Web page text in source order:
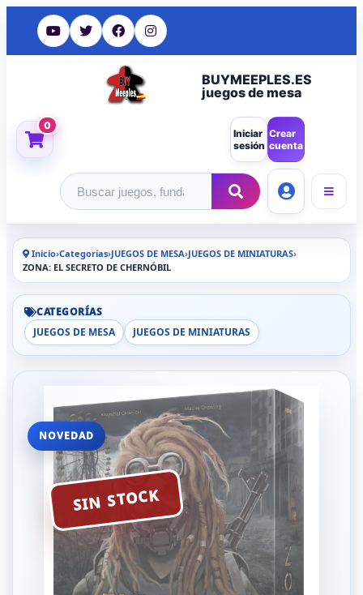
BUYMEEPLES.ES
juegos de mesa
0
Iniciar
sesión
Crear
cuenta
Buscar productos
Inicio›Categorías›JUEGOS DE MESA›JUEGOS DE MINIATURAS›
ZONA: EL SECRETO DE CHERNÓBIL
CATEGORÍAS
JUEGOS DE MESA
JUEGOS DE MINIATURAS
NOVEDAD
SIN STOCK